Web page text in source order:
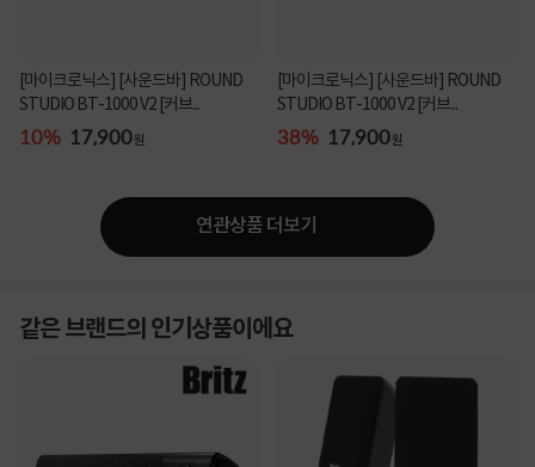
[마이크로닉스] [사운드바] ROUND
STUDIO BT-1000 V2 [커브...
10% 17,900원
[마이크로닉스] [사운드바] ROUND
STUDIO BT-1000 V2 [커브...
38% 17,900원
연관상품 더보기
같은 브랜드의 인기상품이에요